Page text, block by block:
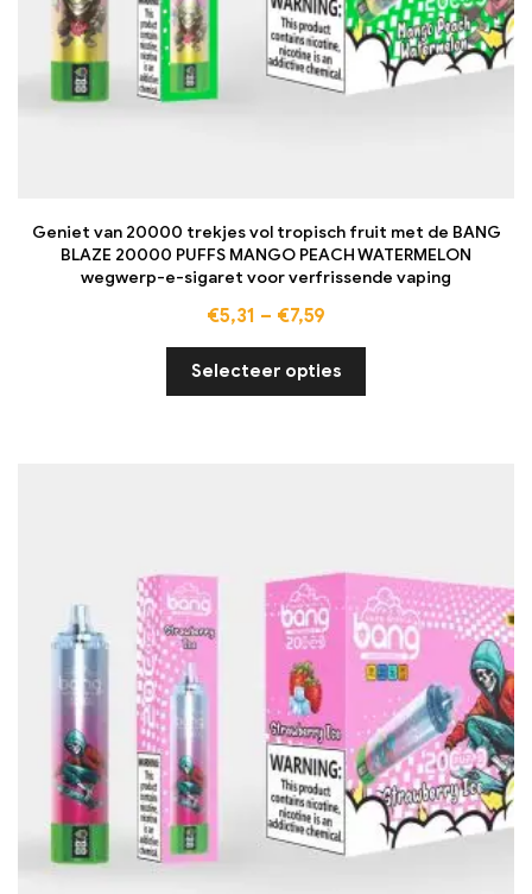
Geniet van 20000 trekjes vol tropisch fruit met de BANG
BLAZE 20000 PUFFS MANGO PEACH WATERMELON
wegwerp-e-sigaret voor verfrissende vaping
€5,31 – €7,59
Selecteer opties